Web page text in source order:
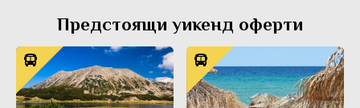
Предстоящи уикенд оферти